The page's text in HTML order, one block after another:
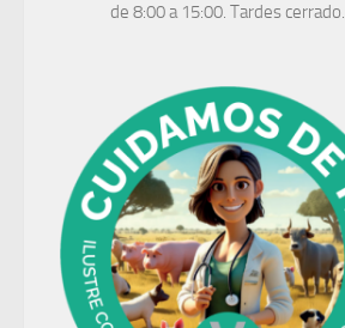
de 8:00 a 15:00. Tardes cerrado.